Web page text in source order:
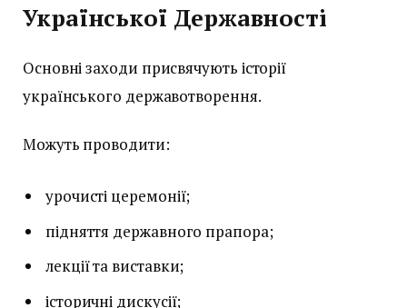
Української Державності
Основні заходи присвячують історії
українського державотворення.
Можуть проводити:
урочисті церемонії;
підняття державного прапора;
лекції та виставки;
історичні дискусії;